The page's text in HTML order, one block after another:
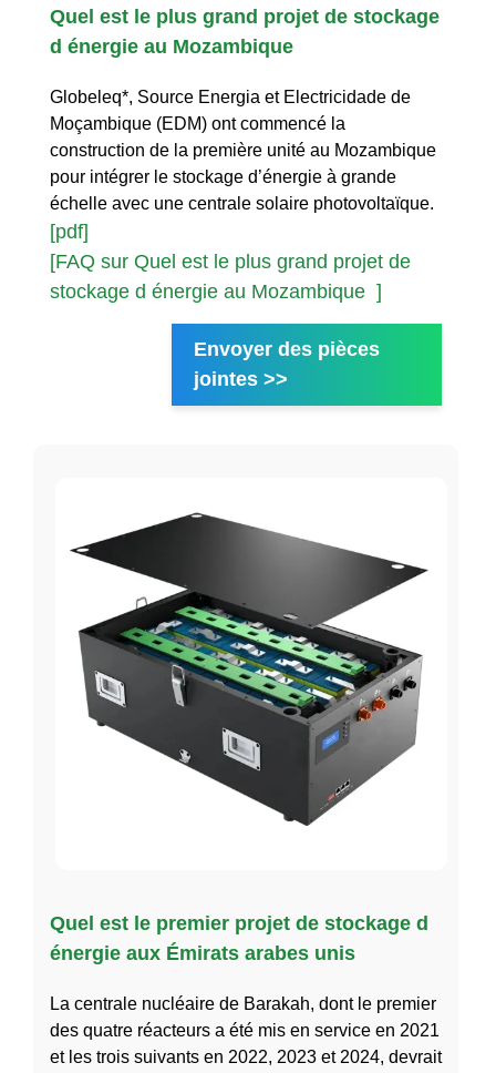
Quel est le plus grand projet de stockage
d énergie au Mozambique
Globeleq*, Source Energia et Electricidade de
Moçambique (EDM) ont commencé la
construction de la première unité au Mozambique
pour intégrer le stockage d’énergie à grande
échelle avec une centrale solaire photovoltaïque.
[pdf]
[FAQ sur Quel est le plus grand projet de
stockage d énergie au Mozambique ]
Envoyer des pièces
jointes >>
Quel est le premier projet de stockage d
énergie aux Émirats arabes unis
La centrale nucléaire de Barakah, dont le premier
des quatre réacteurs a été mis en service en 2021
et les trois suivants en 2022, 2023 et 2024, devrait